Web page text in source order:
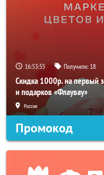
16:53:54 Получили: 18
Скидка 1000р. на первый
и подарков «Флаувау»
Россия
Промокод